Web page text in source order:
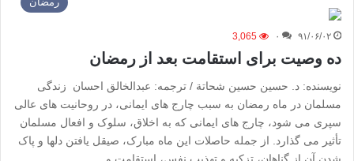
۹۱/۰۶/۰۲ ۰ 3,065
ده وصیت برای استقامت بعد از رمضان
نویسنده: د. حسين حسين شحاتة / ترجمه: عبدالخالق احسان زندگی
مسلمان در ماه رمضان به سبب چارج های ایمانی، در روحانیت های عالی
سپری می شود، چارج های ایمانی که به اخلاق،‌ سلوک و افعال مسلمان
تأثیر می گذارد. از جمله حاصلات این ماه مبارک، صیقل یافتن دلها و پاک